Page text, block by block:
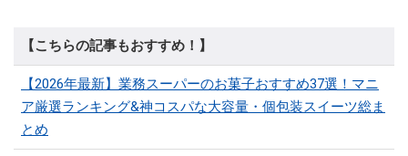
【こちらの記事もおすすめ！】
【2026年最新】業務スーパーのお菓子おすすめ37選！マニ
ア厳選ランキング&神コスパな大容量・個包装スイーツ総ま
とめ